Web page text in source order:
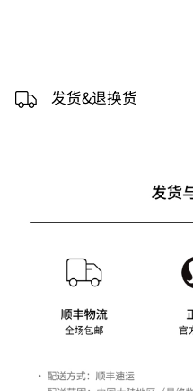
发货&退换货